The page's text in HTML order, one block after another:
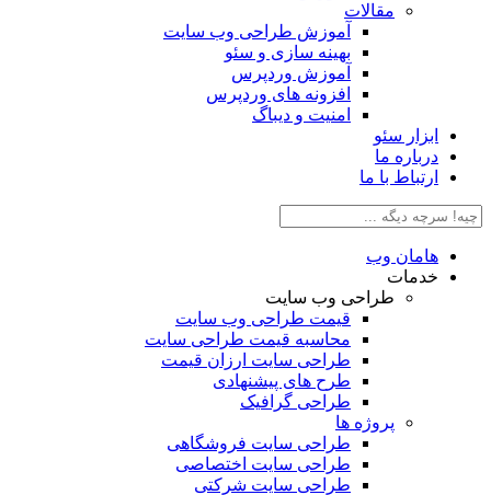
مقالات
آموزش طراحی وب سایت
بهینه سازی و سئو
آموزش وردپرس
افزونه های وردپرس
امنیت و دیباگ
سئو
ما
با ما
وب
طراحی وب سایت
قیمت طراحی وب سایت
محاسبه قیمت طراحی سایت
طراحی سایت ارزان قیمت
طرح های پیشنهادی
طراحی گرافیک
پروژه ها
طراحی سایت فروشگاهی
طراحی سایت اختصاصی
طراحی سایت شرکتی